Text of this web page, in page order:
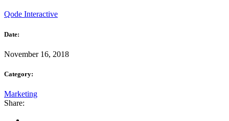
Qode Interactive
Date:
November 16, 2018
Category:
Marketing
Share: